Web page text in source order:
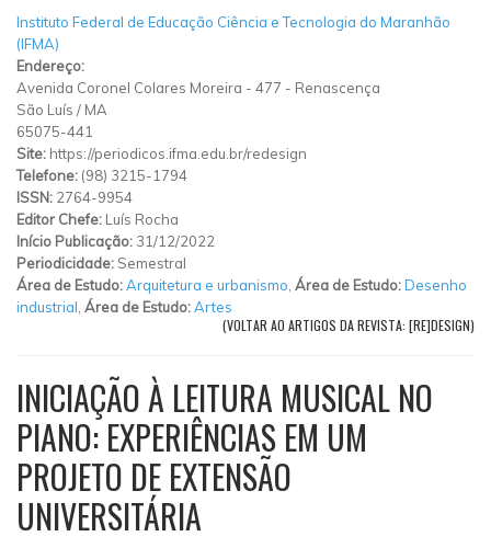
Instituto Federal de Educação Ciência e Tecnologia do Maranhão
(IFMA)
Endereço:
Avenida Coronel Colares Moreira - 477 - Renascença
São Luís / MA
65075-441
Site: https://periodicos.ifma.edu.br/redesign
Telefone: (98) 3215-1794
ISSN: 2764-9954
Editor Chefe: Luís Rocha
Início Publicação: 31/12/2022
Periodicidade: Semestral
Área de Estudo:Arquitetura e urbanismo Área de Estudo:Desenho
industrial Área de Estudo:Artes
(VOLTAR AO ARTIGOS DA REVISTA: [RE]DESIGN)
INICIAÇÃO À LEITURA MUSICAL NO
PIANO: EXPERIÊNCIAS EM UM
PROJETO DE EXTENSÃO
UNIVERSITÁRIA